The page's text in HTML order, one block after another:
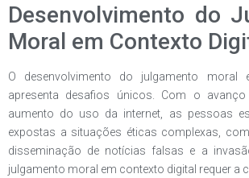
Desenvolvimento do
Moral em Contexto
O desenvolvimento do julgamento moral
apresenta desafios únicos. Com o
aumento do uso da internet, as pessoas
expostas a situações éticas complexas,
disseminação de notícias falsas e a
julgamento moral em contexto digital requer a